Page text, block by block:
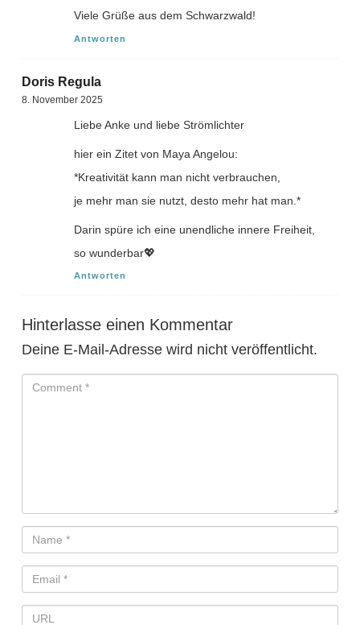
Viele Grüße aus dem Schwarzwald!
Antworten
Doris Regula
8. November 2025
Liebe Anke und liebe Strömlichter
hier ein Zitet von Maya Angelou:
*Kreativität kann man nicht verbrauchen,
je mehr man sie nutzt, desto mehr hat man.*
Darin spüre ich eine unendliche innere Freiheit,
so wunderbar💖
Antworten
Hinterlasse einen Kommentar
Deine E-Mail-Adresse wird nicht veröffentlicht.